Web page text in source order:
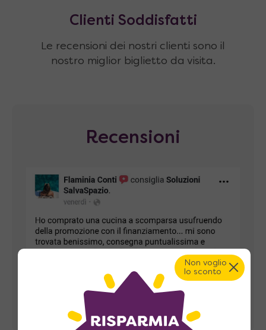
Clienti Soddisfatti
Le recensioni dei nostri clienti sono il
nostro miglior biglietto da visita.
Recensioni
Non voglio
lo sconto